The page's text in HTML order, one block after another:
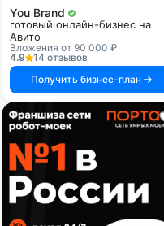
You Brand
готовый онлайн-бизнес на
Авито
Вложения от 90 000 ₽
4.9
14 отзывов
Получить бизнес-план